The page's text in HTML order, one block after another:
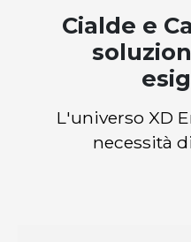
Cialde e
L'universo XD
necessità